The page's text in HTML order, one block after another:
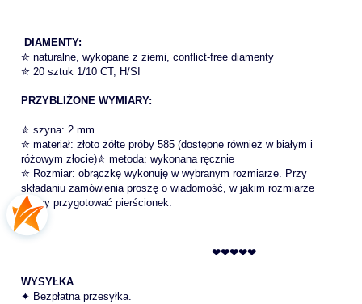
DIAMENTY:
✮ naturalne, wykopane z ziemi, conflict-free diamenty
✮ 20 sztuk 1/10 CT, H/SI
PRZYBLIŻONE WYMIARY:
✮ szyna: 2 mm
✮ materiał: złoto żółte próby 585 (dostępne również w białym i
różowym złocie)✮ metoda: wykonana ręcznie
✮ Rozmiar: obrączkę wykonuję w wybranym rozmiarze. Przy
składaniu zamówienia proszę o wiadomość, w jakim rozmiarze
mamy przygotować pierścionek.
❤❤❤❤❤
WYSYŁKA
✦ Bezpłatna przesyłka.